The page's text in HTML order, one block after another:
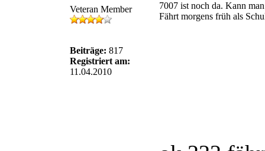
Veteran Member
Beiträge: 817
Registriert am:
11.04.2010
7007 ist noch da. Kann
Fährt morgens früh als